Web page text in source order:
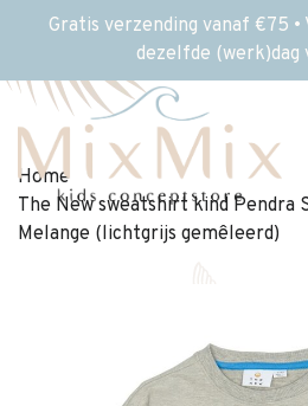
Gratis verzending vanaf €75
dezelfde (werk)dag
Home
The New sweatshirt kind Pendra
Melange (lichtgrijs gemêleerd)